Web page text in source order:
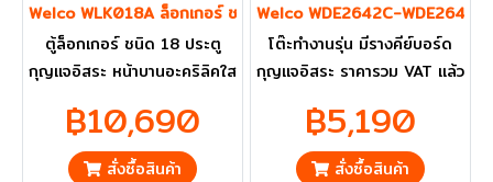
Welco WLK018A ล็อกเกอร์ ชนิด 18 ประตู หน้าบานอะคริลิค
ตู้ล็อกเกอร์ ชนิด 18 ประตู
กุญแจอิสระ หน้าบานอะคริลิคใส
รวม VAT แล้ว กทม. และ
ปริมณฑลส่งฟรี
฿10,690
สั่งซื้อสินค้า
Welco WDE2642C-
โต๊ะทำงานรุ่น มีรางคีย์บอร์ด
กุญแจอิสระ ราคารวม VAT แล้ว
฿5,190
สั่งซื้อสินค้า